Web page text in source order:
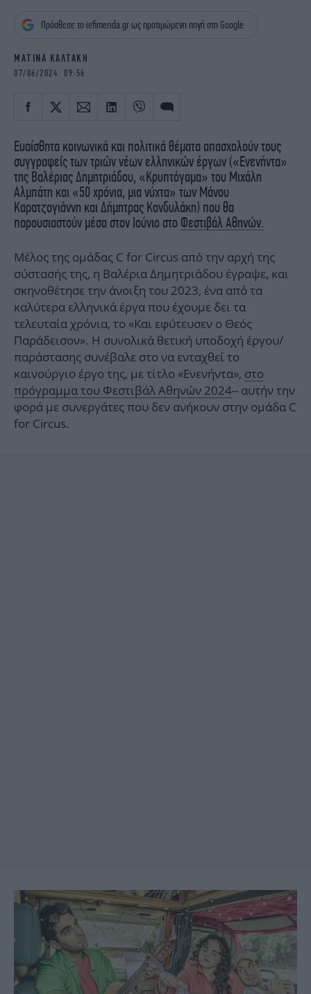
OSCARS
THE OCEAN
Πρόσθεσε το iefimerida.gr ως προτιμώμενη πηγή στη Google
ΜΑΤΙΝΑ ΚΑΛΤΑΚΗ
07/06/2024 09:56
Ευαίσθητα κοινωνικά και πολιτικά θέματα απασχολούν τους
συγγραφείς των τριών νέων ελληνικών έργων («Ενενήντα»
της Βαλέριας Δημητριάδου, «Κρυπτόγαμα» του Μιχάλη
Αλμπάτη και «50 χρόνια, μια νύχτα» των Μάνου
Καρατζογιάννη και Δήμητρας Κονδυλάκη) που θα
παρουσιαστούν μέσα στον Ιούνιο στο Φεστιβάλ Αθηνών.
Μέλος της ομάδας C for Circus από την αρχή της
σύστασής της, η Βαλέρια Δημητριάδου έγραψε, και
σκηνοθέτησε την άνοιξη του 2023, ένα από τα
καλύτερα ελληνικά έργα που έχουμε δει τα
τελευταία χρόνια, το «Και εφύτευσεν ο Θεός
Παράδεισον». Η συνολικά θετική υποδοχή έργου/
παράστασης συνέβαλε στο να ενταχθεί το
καινούργιο έργο της, με τίτλο «Ενενήντα», στο
πρόγραμμα του Φεστιβάλ Αθηνών 2024– αυτήν την
φορά με συνεργάτες που δεν ανήκουν στην ομάδα C
for Circus.